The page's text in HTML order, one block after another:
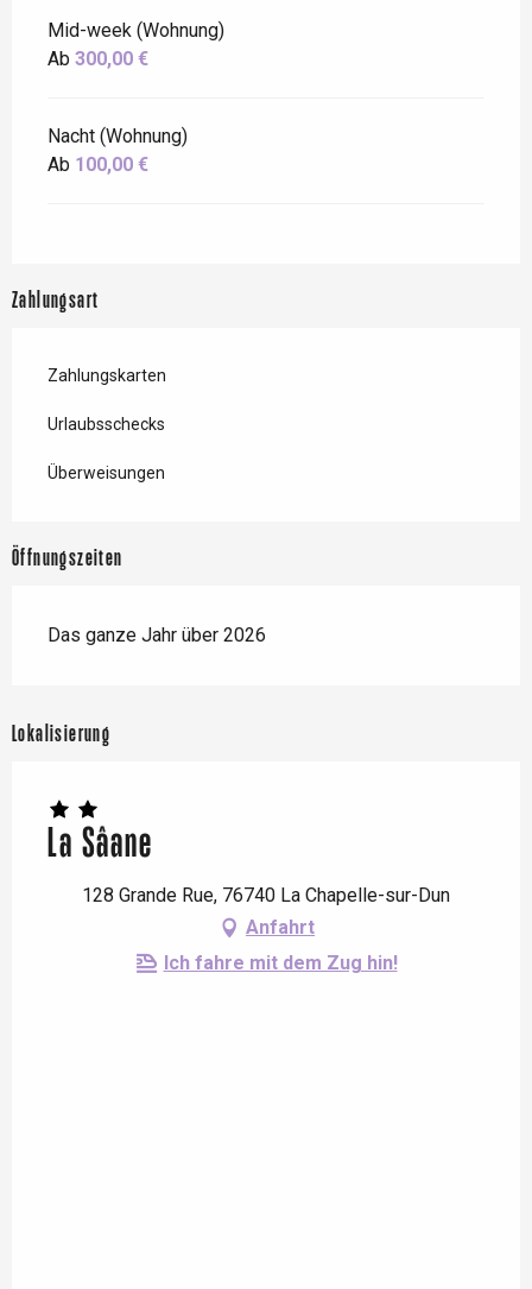
Mid-week (Wohnung)
Ab 300,00 €
Nacht (Wohnung)
Ab 100,00 €
Zahlungsart
Zahlungskarten
Urlaubsschecks
Überweisungen
Öffnungszeiten
Das ganze Jahr über 2026
Lokalisierung
La Sâane
128 Grande Rue, 76740 La Chapelle-sur-Dun
Anfahrt
Ich fahre mit dem Zug hin!